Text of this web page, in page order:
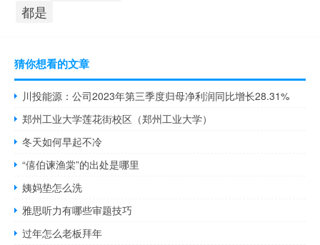
都是
猜你想看的文章
川投能源：公司2023年第三季度归母净利润同比增长28.31%
郑州工业大学莲花街校区（郑州工业大学）
冬天如何早起不冷
“僖伯谏渔棠”的出处是哪里
姨妈垫怎么洗
雅思听力有哪些审题技巧
过年怎么老板拜年